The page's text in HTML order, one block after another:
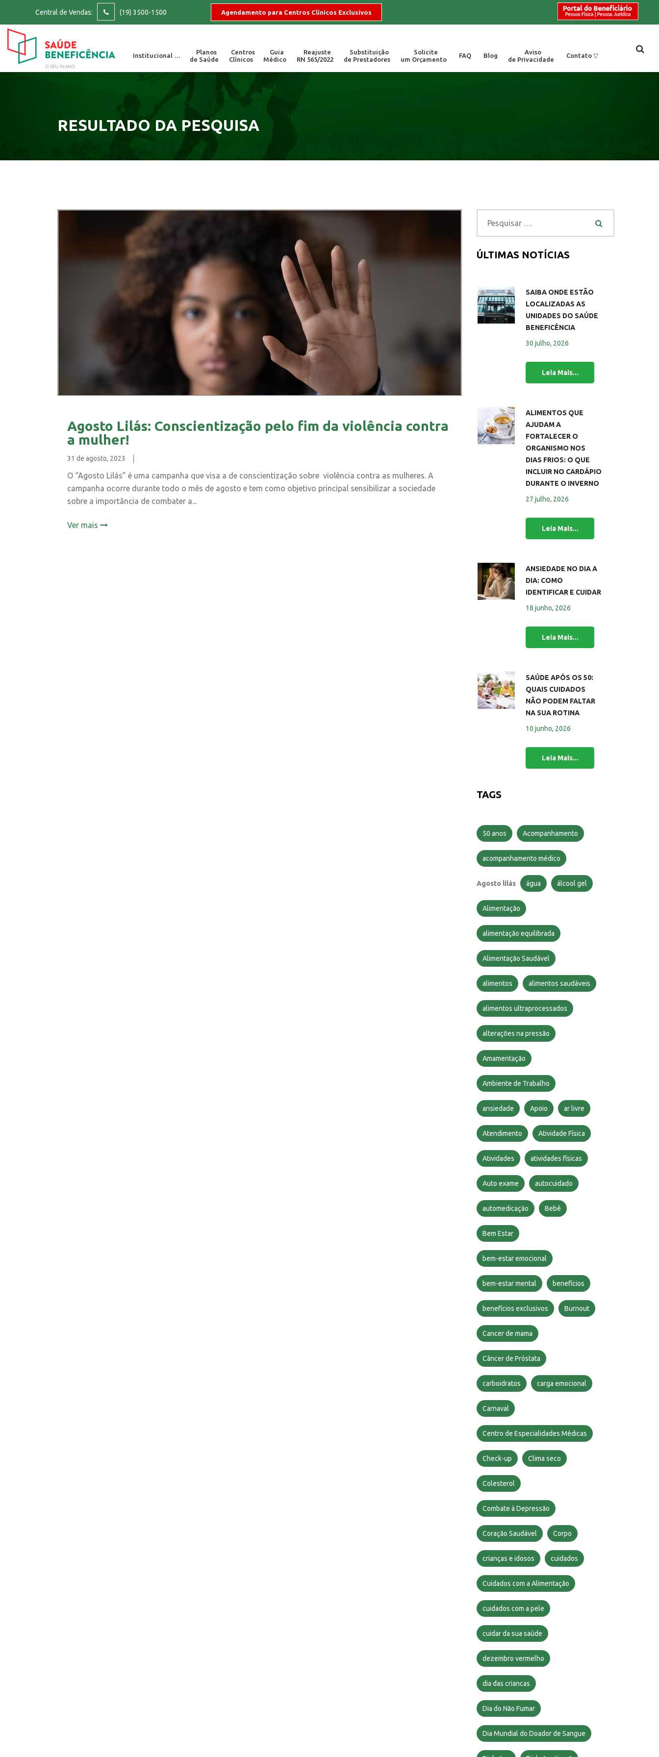
Central de Vendas: (19) 3500-1500 Agendamento para Centros Clínicos Exclusivos
Institucional ▽
Planos
de Saúde
Centros
Clínicos
Guia
Médico
Reajuste
RN 565/2022
Substituição
de Prestadores
Solicite
um Orçamento
FAQ Blog
Aviso
de Privacidade
Contato ▽
SAC : 0800-202 0255
Para reclamações, elogios, dúvidas e sugestões.
RESULTADO DA PESQUISA
Agosto Lilás: Conscientização pelo fim da violência contra
a mulher!
31 de agosto, 2023
O “Agosto Lilás” é uma campanha que visa a de conscientização sobre violência contra as mulheres. A
campanha ocorre durante todo o mês de agosto e tem como objetivo principal sensibilizar a sociedade
sobre a importância de combater a...
Ver mais
ÚLTIMAS NOTÍCIAS
SAIBA ONDE ESTÃO
LOCALIZADAS AS
UNIDADES DO SAÚDE
BENEFICÊNCIA
30 julho, 2026
ALIMENTOS QUE
AJUDAM A
FORTALECER O
ORGANISMO NOS
DIAS FRIOS: O QUE
INCLUIR NO CARDÁPIO
DURANTE O INVERNO
27 julho, 2026
ANSIEDADE NO DIA A
DIA: COMO
IDENTIFICAR E CUIDAR
18 junho, 2026
SAÚDE APÓS OS 50:
QUAIS CUIDADOS
NÃO PODEM FALTAR
NA SUA ROTINA
10 junho, 2026
TAGS
50 anos Acompanhamento
acompanhamento médico
Agosto lilás água álcool gel
Alimentação
alimentação equilibrada
Alimentação Saudável
alimentos alimentos saudáveis
alimentos ultraprocessados
alterações na pressão
Amamentação
Ambiente de Trabalho
ansiedade Apoio ar livre
Atendimento Atividade Física
Atividades atividades físicas
Auto exame autocuidado
automedicação Bebê
Bem Estar
bem-estar emocional
bem-estar mental benefícios
benefícios exclusivos Burnout
Cancer de mama
Câncer de Próstata
carboidratos carga emocional
Carnaval
Centro de Especialidades Médicas
Check-up Clima seco
Colesterol
Combate à Depressão
Coração Saudável Corpo
crianças e idosos cuidados
Cuidados com a Alimentação
cuidados com a pele
cuidar da sua saúde
dezembro vermelho
dia das criancas
Dia do Não Fumar
Dia Mundial do Doador de Sangue